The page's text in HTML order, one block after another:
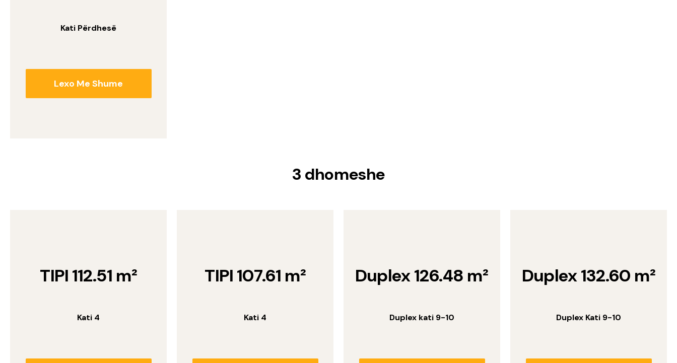
Kati Përdhesë
Lexo Me Shume
3 dhomeshe
TIPI 112.51 m²
Kati 4
TIPI 107.61 m²
Kati 4
Duplex 126.48 m²
Duplex kati 9-10
Duplex 132.60 m²
Duplex Kati 9-10